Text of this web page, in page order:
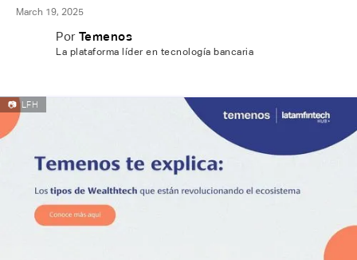
March 19, 2025
Por Temenos
La plataforma líder en tecnología bancaria
📷 LFH